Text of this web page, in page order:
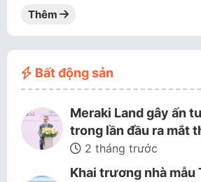
Thêm
Bất động sản
Meraki Land gây ấn
trong lần đầu ra mắt
2 tháng trước
Khai trương nhà mẫu